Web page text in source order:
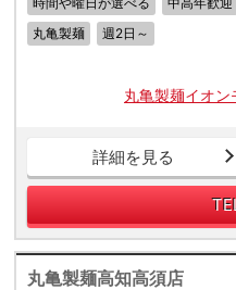
丸亀製麺
週2日～
丸亀製麺イオン
詳細を見る
丸亀製麺高知高須店